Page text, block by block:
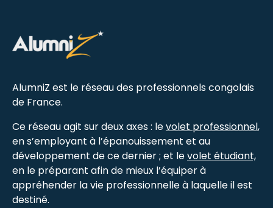
AlumniZ est le réseau des professionnels congolais
de France.
Ce réseau agit sur deux axes : levolet professionnel,
en s’employant à l’épanouissement et au
développement de ce dernier ; et levolet étudiant,
en le préparant afin de mieux l’équiper à
appréhender la vie professionnelle à laquelle il est
destiné.